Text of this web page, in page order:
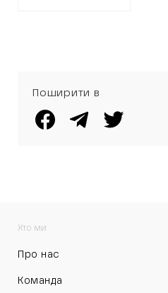
Поширити в
Хто ми
Про нас
Команда